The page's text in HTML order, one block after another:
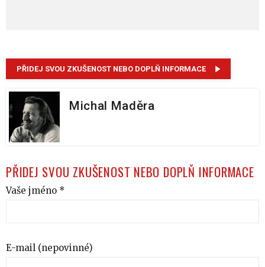
PŘIDEJ SVOU ZKUŠENOST NEBO DOPLŇ INFORMACE
Michal Maděra
PŘIDEJ SVOU ZKUŠENOST NEBO DOPLŇ INFORMACE
Vaše jméno *
E-mail (nepovinné)